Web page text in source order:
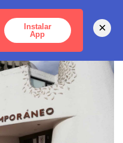
- CARTAGENA
Instalar
App
×